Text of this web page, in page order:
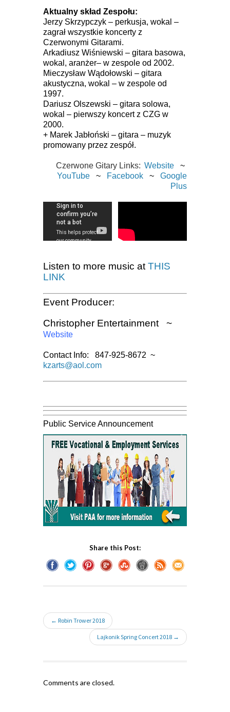
Aktualny skład Zespołu:
Jerzy Skrzypczyk – perkusja, wokal –
zagrał wszystkie koncerty z
Czerwonymi Gitarami.
Arkadiusz Wiśniewski – gitara basowa,
wokal, aranżer– w zespole od 2002.
Mieczysław Wądołowski – gitara
akustyczna, wokal – w zespole od
1997.
Dariusz Olszewski – gitara solowa,
wokal – pierwszy koncert z CZG w
2000.
+ Marek Jabłoński – gitara – muzyk
promowany przez zespół.
Czerwone Gitary Links: Website ~
YouTube ~ Facebook ~ Google
Plus
Listen to more music at THIS
LINK
Event Producer:
Christopher Entertainment ~
Website
Contact Info: 847-925-8672 ~
kzarts@aol.com
Public Service Announcement
Share this Post:
← Robin Trower 2018
Lajkonik Spring Concert 2018 →
Comments are closed.